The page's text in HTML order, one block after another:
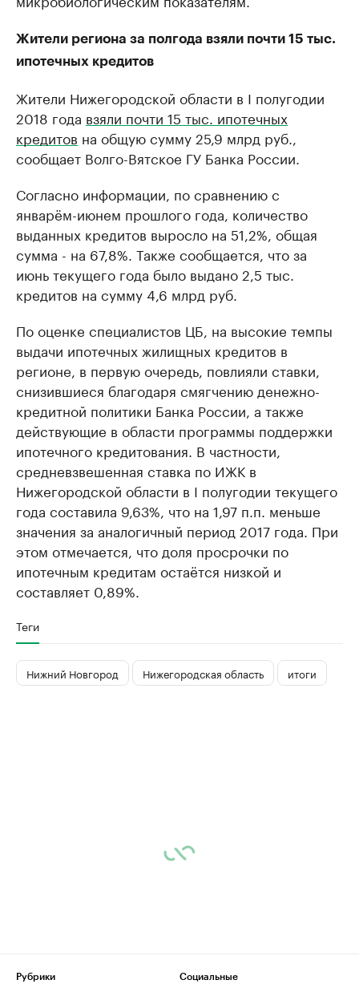
Жители региона за полгода взяли почти 15 тыс.
ипотечных кредитов
Жители Нижегородской области в I полугодии
2018 года взяли почти 15 тыс. ипотечных
кредитов на общую сумму 25,9 млрд руб.,
сообщает Волго-Вятское ГУ Банка России.
Согласно информации, по сравнению с
январём-июнем прошлого года, количество
выданных кредитов выросло на 51,2%, общая
сумма - на 67,8%. Также сообщается, что за
июнь текущего года было выдано 2,5 тыс.
кредитов на сумму 4,6 млрд руб.
По оценке специалистов ЦБ, на высокие темпы
выдачи ипотечных жилищных кредитов в
регионе, в первую очередь, повлияли ставки,
снизившиеся благодаря смягчению денежно-
кредитной политики Банка России, а также
действующие в области программы поддержки
ипотечного кредитования. В частности,
средневзвешенная ставка по ИЖК в
Нижегородской области в I полугодии текущего
года составила 9,63%, что на 1,97 п.п. меньше
значения за аналогичный период 2017 года. При
этом отмечается, что доля просрочки по
ипотечным кредитам остаётся низкой и
составляет 0,89%.
Теги
Нижний Новгород Нижегородская область итоги
Рубрики
Социальные